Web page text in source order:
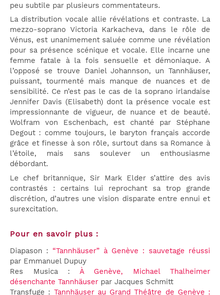
peu subtile par plusieurs commentateurs.
La distribution vocale allie révélations et contraste. La
mezzo-soprano Victoria Karkacheva, dans le rôle de
Vénus, est unanimement saluée comme une révélation
pour sa présence scénique et vocale. Elle incarne une
femme fatale à la fois sensuelle et démoniaque. A
l’opposé se trouve Daniel Johannson, un Tannhäuser,
puissant, tourmenté mais manque de nuances et de
sensibilité. Ce n’est pas le cas de la soprano irlandaise
Jennifer Davis (Elisabeth) dont la présence vocale est
impressionnante de vigueur, de nuance et de beauté.
Wolfram von Eschenbach, est chanté par Stéphane
Degout : comme toujours, le baryton français accorde
grâce et finesse à son rôle, surtout dans sa Romance à
l’étoile, mais sans soulever un enthousiasme
débordant.
Le chef britannique, Sir Mark Elder s’attire des avis
contrastés : certains lui reprochant sa trop grande
discrétion, d’autres une vision disparate entre ennui et
surexcitation.
Pour en savoir plus :
Diapason : “Tannhäuser” à Genève : sauvetage réussi
par Emmanuel Dupuy
Res Musica : À Genève, Michael Thalheimer
désenchante Tannhäuser par Jacques Schmitt
Transfuge : Tannhäuser au Grand Théâtre de Genève :